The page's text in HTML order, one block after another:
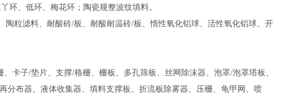
环、低环、梅花环；陶瓷规整波纹填料。
粒滤料、耐酸砖/板、耐酸耐温砖/板、惰性氧化铝球、活性氧化铝球、开
、卡子/垫片、支撑/格栅、栅板、多孔筛板、丝网除沫器、泡罩/泡罩塔板、
分布器、液体收集器、填料支撑板、折流板除雾器、压栅、龟甲网、喷